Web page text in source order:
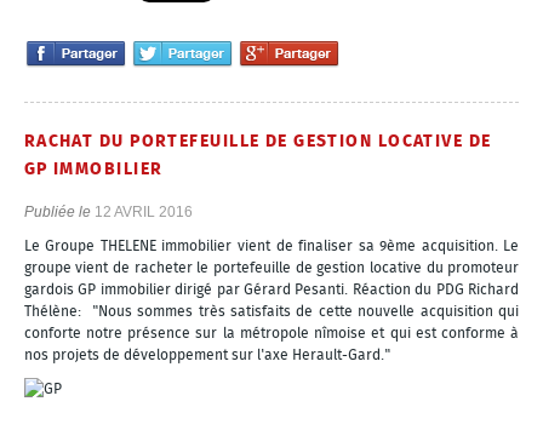
RACHAT DU PORTEFEUILLE DE GESTION LOCATIVE DE
GP IMMOBILIER
Publiée le 12 AVRIL 2016
Le Groupe THELENE immobilier vient de finaliser sa 9ème acquisition. Le
groupe vient de racheter le portefeuille de gestion locative du promoteur
gardois GP immobilier dirigé par Gérard Pesanti. Réaction du PDG Richard
Thélène: "Nous sommes très satisfaits de cette nouvelle acquisition qui
conforte notre présence sur la métropole nîmoise et qui est conforme à
nos projets de développement sur l'axe Herault-Gard."